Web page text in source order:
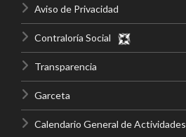
Aviso de Privacidad
Contraloría Social
Transparencia
Garceta
Calendario General de Actividades